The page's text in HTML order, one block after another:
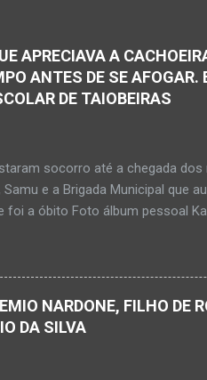
APRECIAVA A
ANTES DE SE AFOGAR.
DE TAIOBEIRAS
socorro até a chegada dos
e a Brigada Municipal que
a óbito Foto álbum pessoal
antes de se afogar e depois vir a
Foto álbum pessoal Kauan
Militar, Samu e Brigada
cachoeira em Mato Verde nesta
NARDONE, FILHO DE
DA SILVA